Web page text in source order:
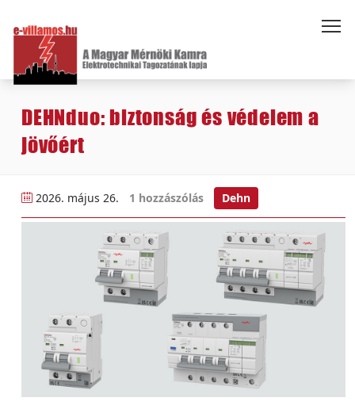
DEHNduo: biztonság és védelem a
jövőért
2026. május 26. 1 hozzászólás Dehn